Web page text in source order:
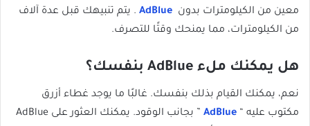
معين من الكيلومترات بدون AdBlue . يتم تنبيهك قبل عدة آلاف
من الكيلومترات، مما يمنحك وقتًا للتصرف.
هل يمكنك ملء AdBlue بنفسك؟
نعم، يمكنك القيام بذلك بنفسك. غالبًا ما يوجد غطاء أزرق
مكتوب عليه “ AdBlue
” بجانب الوقود. يمكنك العثور على AdBlue